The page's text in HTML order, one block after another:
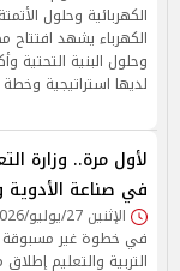
الكهربائية وحلول
الكهرباء يشهد افتتاح
وحلول البنية التحتية
لديها استراتيجية
لأول مرة.. وزارة
في صناعة الأدوية
الإثنين 27/يوليو/2026 - 07:56 م
في خطوة غير مسبوقة
التربية والتعليم